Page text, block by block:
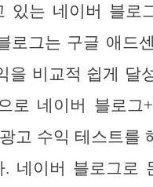
있는 네이버 블로
로그는 구글 애드
을 비교적 쉽게 달
로 네이버 블로그
고 수익 테스트를
. 네이버 블로그로